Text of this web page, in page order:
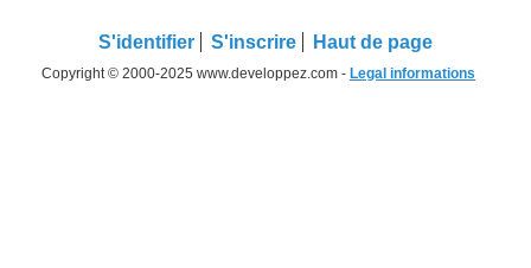
S'identifier S'inscrire Haut de page
Copyright © 2000-2025 www.developpez.com - Legal informations